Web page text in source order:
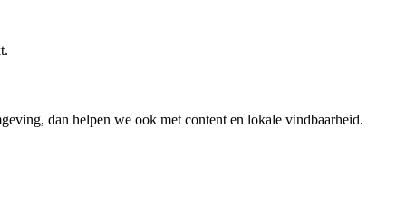
dan helpen we ook met content en lokale vindbaarheid.